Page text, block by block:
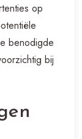
op
benodigde
bij